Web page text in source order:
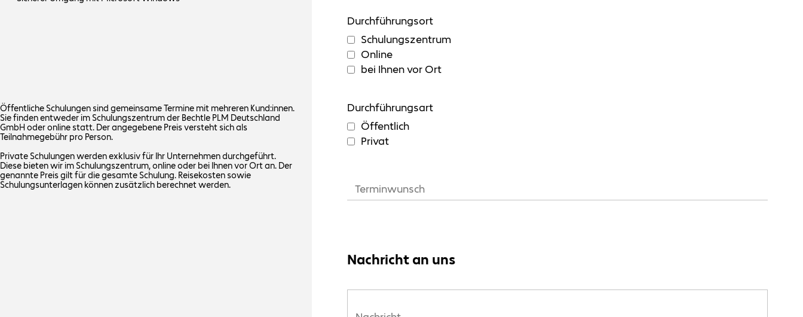
Öffentliche Schulungen sind gemeinsame Termine mit mehreren Kund:innen.
Sie finden entweder im Schulungszentrum der Bechtle PLM Deutschland
GmbH oder online statt. Der angegebene Preis versteht sich als
Teilnahmegebühr pro Person.
Private Schulungen werden exklusiv für Ihr Unternehmen durchgeführt.
Diese bieten wir im Schulungszentrum, online oder bei Ihnen vor Ort an. Der
genannte Preis gilt für die gesamte Schulung. Reisekosten sowie
Schulungsunterlagen können zusätzlich berechnet werden.
Durchführungsort
Schulungszentrum
Online
bei Ihnen vor Ort
Durchführungsart
Öffentlich
Privat
Nachricht an uns